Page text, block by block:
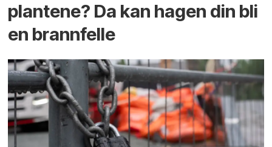
plantene? Da kan hagen din bli
en brannfelle